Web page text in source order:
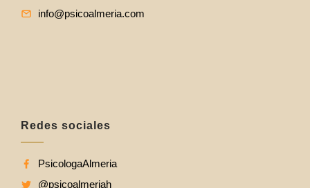
Redes sociales
PsicologaAlmeria
@psicoalmeriah
info@psicoalmeria.com